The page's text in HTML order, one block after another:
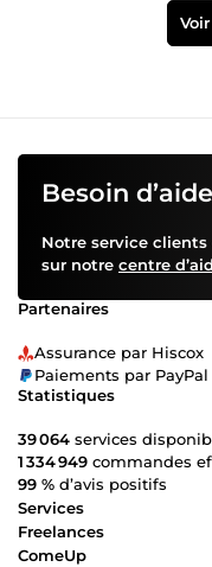
Besoin
Notre service
sur notre centre
Partenaires
Assurance par Hiscox
Paiements par
Statistiques
39 064 services
1 334 949 commandes
99 % d’avis positifs
Services
Freelances
ComeUp